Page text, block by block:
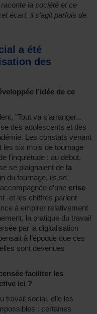
la société et ce
écart, il s’agit parfois de
a été
des
l’idée de ce
"Tout va s’arranger...
des adolescents et des
Les constats venant
les six mois de tournage
l’inquiétude : au début,
se plaignaient de la
du tournage, ils se
d’une crise
-et les chiffres parlent
à empirer relativement
la pratique du travail
par la digitalisation
à l’époque que ces
sont devenues
faciliter les
ici ?
travail social, elle les
: certaines